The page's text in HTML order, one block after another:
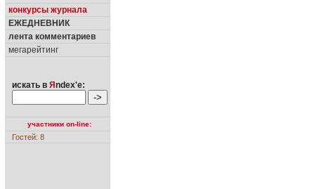
конкурсы журнала
ЕЖЕДНЕВНИК
лента комментариев
мегарейтинг
искать в Я ndex'е:
участники on-line:
Гостей: 8